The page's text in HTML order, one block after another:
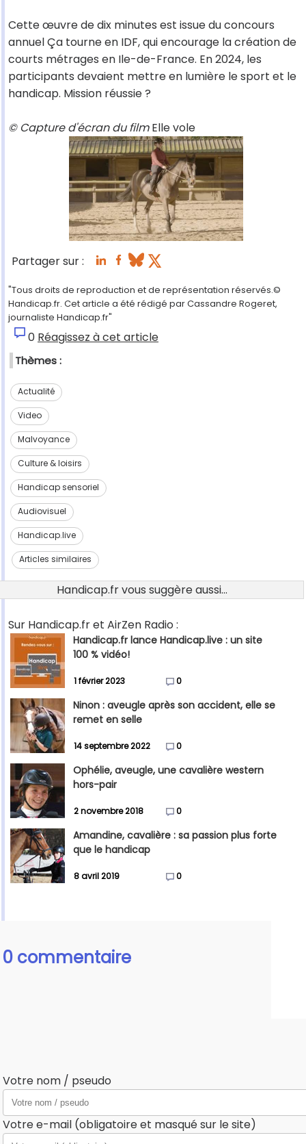
Cette œuvre de dix minutes est issue du concours
annuel Ça tourne en IDF, qui encourage la création de
courts métrages en Ile-de-France. En 2024, les
participants devaient mettre en lumière le sport et le
handicap. Mission réussie ?
© Capture d'écran du filmElle vole
Partager sur :
"Tous droits de reproduction et de représentation réservés.©
Handicap.fr. Cet article a été rédigé par Cassandre Rogeret,
journaliste Handicap.fr"
0 Réagissez à cet article
Thèmes :
Actualité
Video
Malvoyance
Culture & loisirs
Handicap sensoriel
Audiovisuel
Handicap.live
Articles similaires
Handicap.fr vous suggère aussi...
Sur Handicap.fr et AirZen Radio :
Handicap.fr lance Handicap.live : un site
100 % vidéo!
1 février 2023 0
Ninon : aveugle après son accident, elle se
remet en selle
14 septembre 2022 0
Ophélie, aveugle, une cavalière western
hors-pair
2 novembre 2018 0
Amandine, cavalière : sa passion plus forte
que le handicap
8 avril 2019 0
0 commentaire
Votre nom / pseudo
Votre e-mail (obligatoire et masqué sur le site)